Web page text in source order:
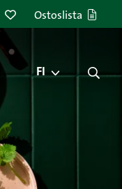
Ostoslista
FI